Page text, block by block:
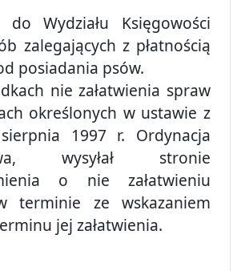
do Wydziału Księgowości
zalegających z płatnością
posiadania psów.
nie załatwienia spraw
określonych w ustawie z
1997 r. Ordynacja
wysyłał stronie
o nie załatwieniu
terminie ze wskazaniem
jej załatwienia.